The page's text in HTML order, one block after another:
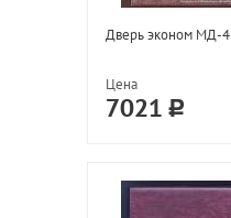
Дверь эконом МД-4
Цена
7021